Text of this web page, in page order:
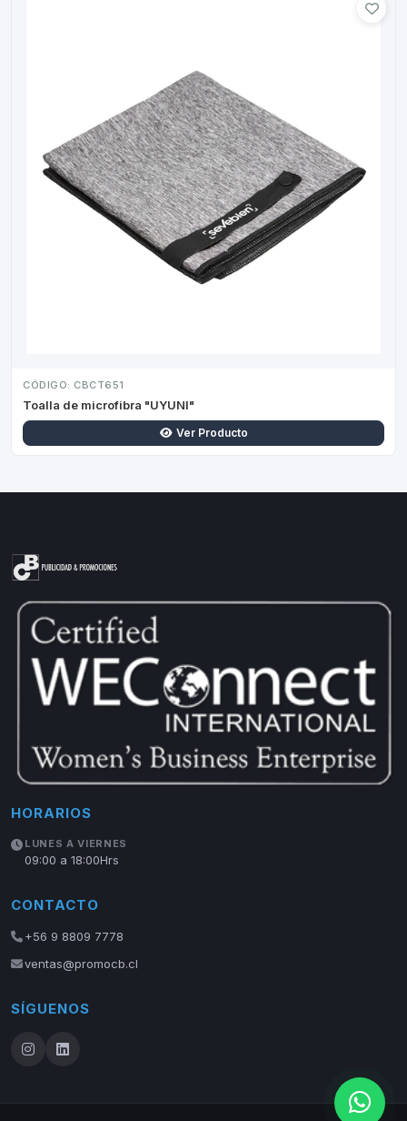
CÓDIGO: CBCT651
Toalla de microfibra "UYUNI"
Ver Producto
HORARIOS
LUNES A VIERNES
09:00 a 18:00Hrs
CONTACTO
+56 9 8809 7778
ventas@promocb.cl
SÍGUENOS